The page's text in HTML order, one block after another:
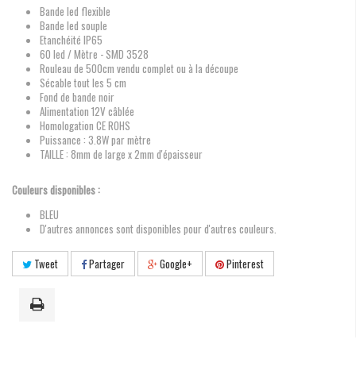
Bande led flexible
Bande led souple
Etanchéité IP65
60 led / Mètre - SMD 3528
Rouleau de 500cm vendu complet ou à la découpe
Sécable tout les 5 cm
Fond de bande noir
Alimentation 12V câblée
Homologation CE ROHS
Puissance : 3.8W par mètre
TAILLE : 8mm de large x 2mm d'épaisseur
Couleurs disponibles :
BLEU
D'autres annonces sont disponibles pour d'autres couleurs.
Tweet Partager Google+ Pinterest